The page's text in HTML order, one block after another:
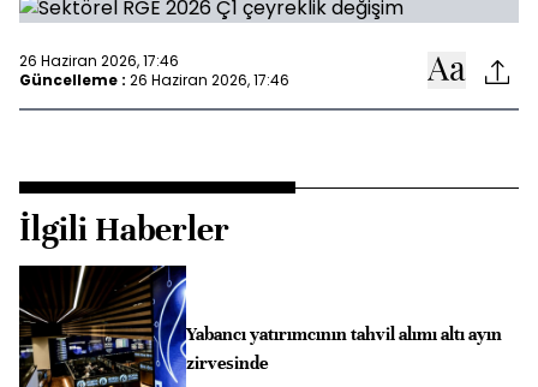
26 Haziran 2026, 17:46
Güncelleme : 26 Haziran 2026, 17:46
İlgili Haberler
Yabancı yatırımcının tahvil alımı altı ayın
zirvesinde